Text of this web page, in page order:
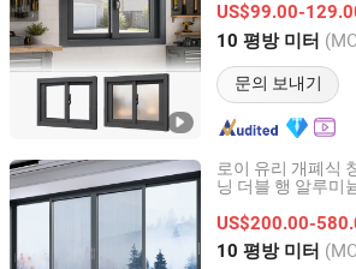
US$99.00-
10 평방 미터
문의 보내기
Fujian, China 이후 2026
로이 유리 개폐식
닝 더블 행 알루미
US$200.00-
10 평방 미터
Sichuan Feiyu Windows & Doors Co.,
Sichuan, China 이후 2025